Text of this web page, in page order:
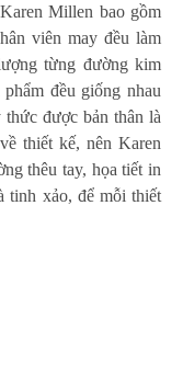
Millen bao gồm
viên may đều làm
từng đường kim
đều giống nhau
được bản thân là
thiết kế, nên Karen
thêu tay, họa tiết in
tinh xảo, để mỗi thiết